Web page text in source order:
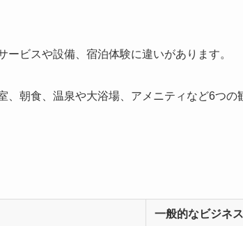
ービスや設備、宿泊体験に違いがあります。
、朝食、温泉や大浴場、アメニティなど6つの
一般的なビジネ